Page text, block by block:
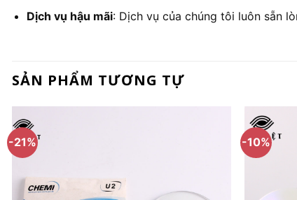
Dịch vụ hậu mãi: Dịch vụ của chúng tôi luôn sẵn
SẢN PHẨM TƯƠNG TỰ
-21% -10%